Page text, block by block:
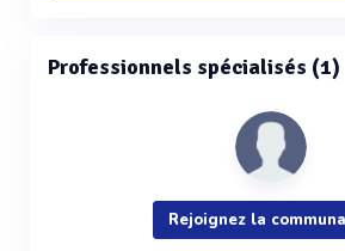
Professionnels spécialisés (1)
Rejoignez la